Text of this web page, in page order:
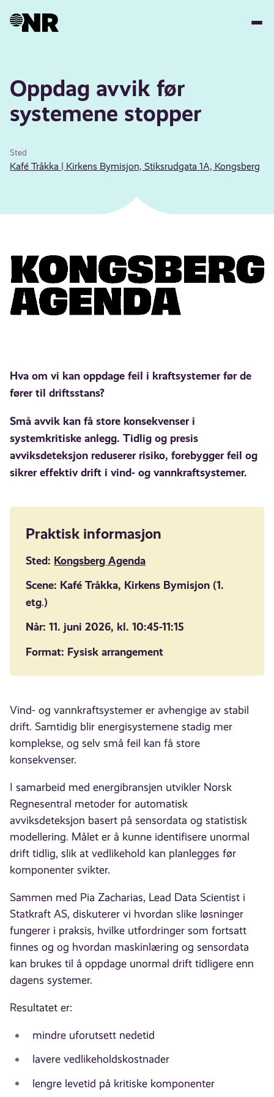
Oppdag avvik før
systemene stopper
Sted
Kafé Tråkka | Kirkens Bymisjon, Stiksrudgata 1A, Kongsberg
Hva om vi kan oppdage feil i kraftsystemer før de
fører til driftsstans?
Små avvik kan få store konsekvenser i
systemkritiske anlegg. Tidlig og presis
avviksdeteksjon reduserer risiko, forebygger feil og
sikrer effektiv drift i vind- og vannkraftsystemer.
Praktisk informasjon
Sted: Kongsberg Agenda
Scene: Kafé Tråkka, Kirkens Bymisjon (1.
etg.)
Når: 11. juni 2026, kl. 10:45-11:15
Format: Fysisk arrangement
Vind- og vannkraftsystemer er avhengige av stabil
drift. Samtidig blir energisystemene stadig mer
komplekse, og selv små feil kan få store
konsekvenser.
I samarbeid med energibransjen utvikler Norsk
Regnesentral metoder for automatisk
avviksdeteksjon basert på sensordata og statistisk
modellering. Målet er å kunne identifisere unormal
drift tidlig, slik at vedlikehold kan planlegges før
komponenter svikter.
Sammen med Pia Zacharias, Lead Data Scientist i
Statkraft AS, diskuterer vi hvordan slike løsninger
fungerer i praksis, hvilke utfordringer som fortsatt
finnes og og hvordan maskinlæring og sensordata
kan brukes til å oppdage unormal drift tidligere enn
dagens systemer.
Resultatet er:
mindre uforutsett nedetid
lavere vedlikeholdskostnader
lengre levetid på kritiske komponenter